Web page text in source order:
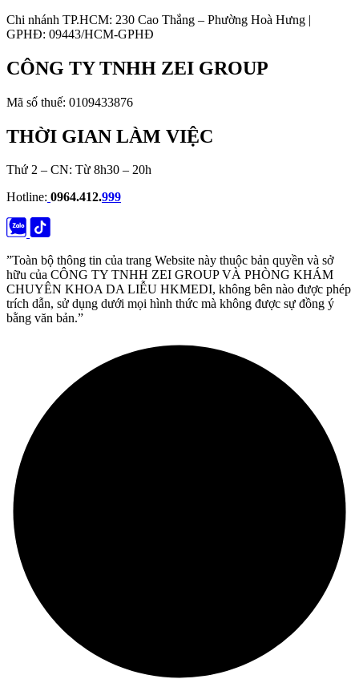
Chi nhánh TP.HCM: 230 Cao Thắng – Phường Hoà Hưng |
GPHĐ: 09443/HCM-GPHĐ
CÔNG TY TNHH ZEI GROUP
Mã số thuế: 0109433876
THỜI GIAN LÀM VIỆC
Thứ 2 – CN: Từ 8h30 – 20h
Hotline: 0964.412.999
”Toàn bộ thông tin của trang Website này thuộc bản quyền và sở
hữu của CÔNG TY TNHH ZEI GROUP VÀ PHÒNG KHÁM
CHUYÊN KHOA DA LIỄU HKMEDI, không bên nào được phép
trích dẫn, sử dụng dưới mọi hình thức mà không được sự đồng ý
bằng văn bản.”